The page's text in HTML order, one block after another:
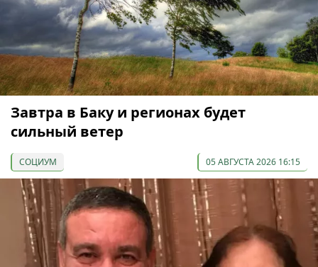
Завтра в Баку и регионах будет
сильный ветер
СОЦИУМ 05 АВГУСТА 2026 16:15